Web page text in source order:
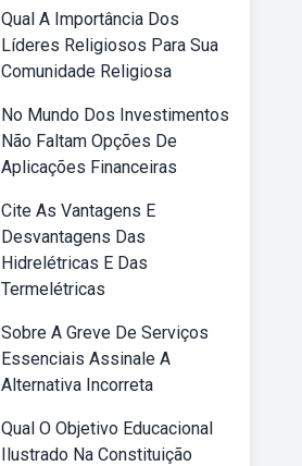
Qual A Importância Dos
Líderes Religiosos Para Sua
Comunidade Religiosa
No Mundo Dos Investimentos
Não Faltam Opções De
Aplicações Financeiras
Cite As Vantagens E
Desvantagens Das
Hidrelétricas E Das
Termelétricas
Sobre A Greve De Serviços
Essenciais Assinale A
Alternativa Incorreta
Qual O Objetivo Educacional
Ilustrado Na Constituição